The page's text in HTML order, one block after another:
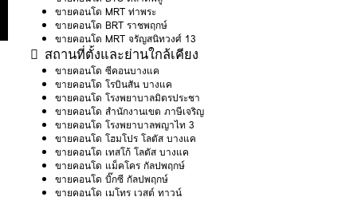
ขายคอนโด MRT ท่าพระ
ขายคอนโด BRT ราชพฤกษ์
ขายคอนโด MRT จรัญสนิทวงศ์ 13
สถานที่ตั้งและย่านใกล้เคียง
ขายคอนโด ซีคอนบางแค
ขายคอนโด โรบินสัน บางแค
ขายคอนโด โรงพยาบาลมิตรประชา
ขายคอนโด สำนักงานเขต ภาษีเจริญ
ขายคอนโด โรงพยาบาลพญาไท 3
ขายคอนโด โฮมโปร โลตัส บางแค
ขายคอนโด เทสโก้ โลตัส บางแค
ขายคอนโด แม็คโคร กัลปพฤกษ์
ขายคอนโด บิ๊กซี กัลปพฤกษ์
ขายคอนโด เมโทร เวสต์ ทาวน์